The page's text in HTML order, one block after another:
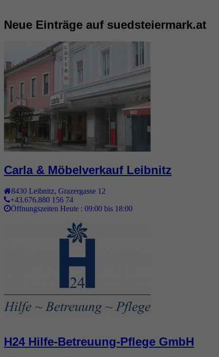
Neue Einträge auf suedsteiermark.at
Carla & Möbelverkauf Leibnitz
8430 Leibnitz Grazergasse 12
+43.676.880 156 74
Öffnungszeiten Heute : 09:00 bis 18:00
H24 Hilfe-Betreuung-Pflege GmbH